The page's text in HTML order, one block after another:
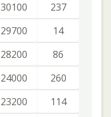
30100
237
29700
14
28200
86
24000
260
23200
114